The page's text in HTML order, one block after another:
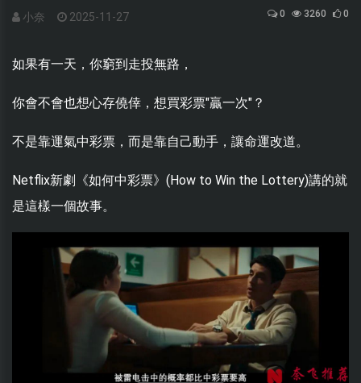
小奈 2025-11-27 0 3260 0
如果有一天，你窮到走投無路，
你會不會也想心存僥倖，想買彩票"贏一次"？
不是靠運氣中彩票，而是靠自己動手，讓命運改道。
Netflix新劇《如何中彩票》(How to Win the Lottery)講的就
是這樣一個故事。